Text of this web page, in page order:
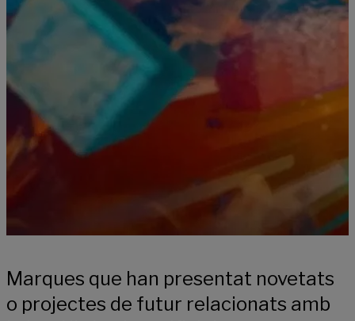
Marques que han presentat novetats
o projectes de futur relacionats amb